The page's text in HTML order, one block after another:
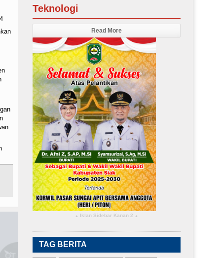
Teknologi
Read More
▴ Iklan Sidebar Kanan 2 ▴
TAG BERITA